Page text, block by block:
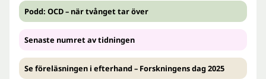
Podd: OCD – när tvånget tar över
Senaste numret av tidningen
Se föreläsningen i efterhand – Forskningens dag 2025